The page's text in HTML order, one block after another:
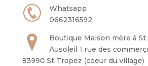
Whatsapp
0662316592
Boutique Maison mère à
Ausoleil 1 rue des
83990 St Tropez (coeur du village)